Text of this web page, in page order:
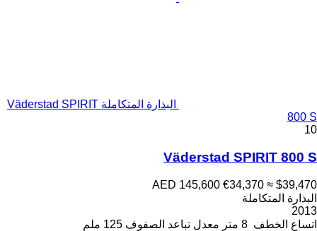
البذارة المتكاملة Väderstad SPIRIT
800 S
10
Väderstad SPIRIT 800 S
AED 145,600 €34,370 ≈ $39,470
البذارة المتكاملة
2013
اتساع الخطف 8 متر معدل تباعد الصفوف 125 ملم